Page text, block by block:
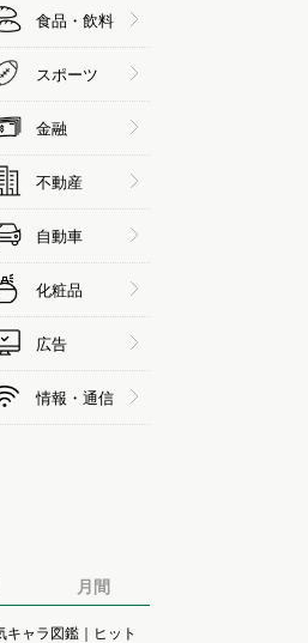
食品・飲料
スポーツ
金融
不動産
自動車
化粧品
広告
情報・通信
月間
キャラ図鑑｜ヒット